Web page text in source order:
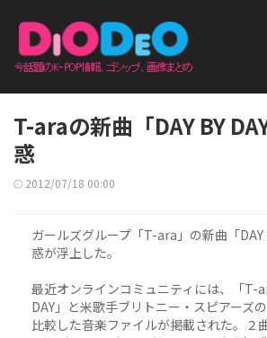
T-araの新曲「DAY BY
惑
2012/07/18 00:00
ガールズグループ「T-ara」の新曲「DAY
惑が浮上した。
最近オンラインコミュニティには、「T-
DAY」と米歌手ブリトニー・スピアーズ
比較した音楽ファイルが掲載された。２